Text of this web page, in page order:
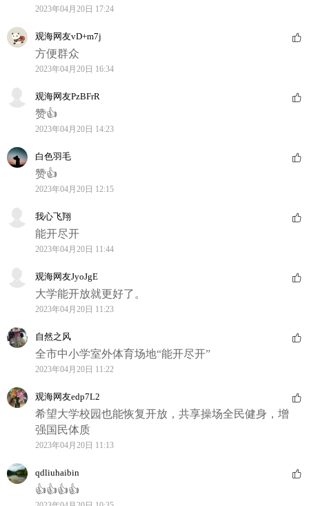
2023年04月20日 17:24
观海网友vD+m7j
方便群众
2023年04月20日 16:34
观海网友PzBFrR
赞👍
2023年04月20日 14:23
白色羽毛
赞👍
2023年04月20日 12:15
我心飞翔
能开尽开
2023年04月20日 11:44
观海网友JyoJgE
大学能开放就更好了。
2023年04月20日 11:23
自然之风
全市中小学室外体育场地“能开尽开”
2023年04月20日 11:22
观海网友edp7L2
希望大学校园也能恢复开放，共享操场全民健身，增
强国民体质
2023年04月20日 11:13
qdliuhaibin
👍👍👍👍